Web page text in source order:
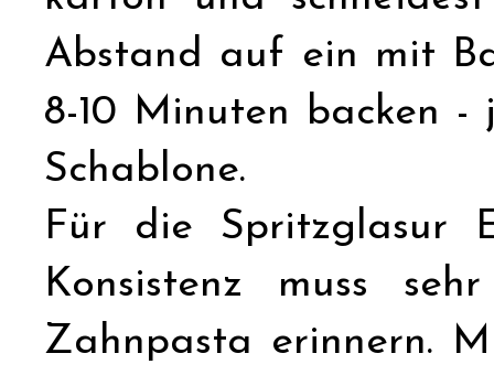
Abstand auf ein mit
8-10 Minuten backen -
Schablone.
Für die Spritzglasur
Konsistenz muss
Zahnpasta erinnern.